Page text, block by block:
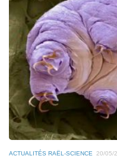
ACTUALITÉS RAËL-SCIENCE 20/05/